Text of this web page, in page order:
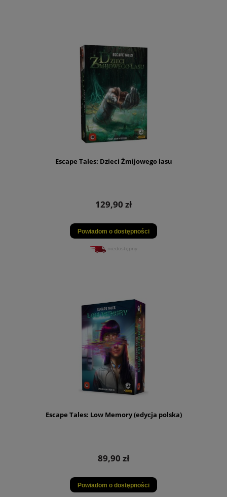
Escape Tales: Dzieci Żmijowego lasu
129,90 zł
Powiadom o dostępności
niedostępny
Escape Tales: Low Memory (edycja polska)
89,90 zł
Powiadom o dostępności